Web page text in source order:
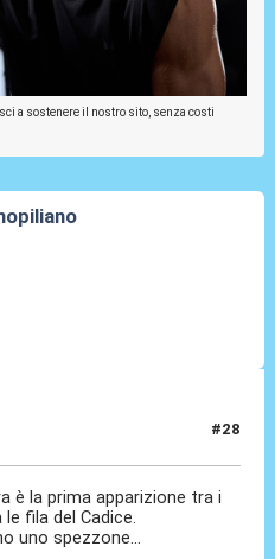
a sostenere il nostro sito, senza costi
#28
è la prima apparizione tra i
fila del Cadice.
uno spezzone...